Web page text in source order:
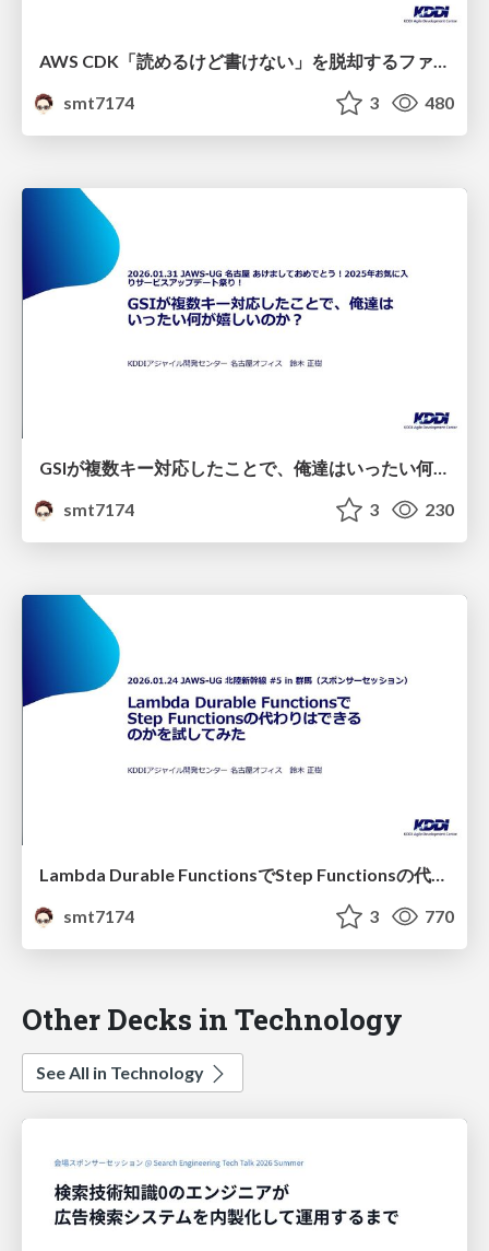
smt7174
3 480
GSIが複数キー対応したことで、俺達はいったい何が嬉しいのか？
smt7174
3 230
Lambda Durable FunctionsでStep Functionsの代わりはできるのかを試してみた
smt7174
3 770
Other Decks in Technology
See All in Technology